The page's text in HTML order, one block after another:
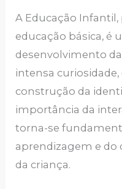
A Educação
educação básica, é
desenvolvimento
intensa curiosidade,
construção da
importância da
torna-se
aprendizagem e do
da criança.